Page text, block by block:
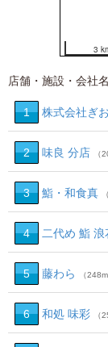
3
店舗・施設・会社
1 株式会社ぎ
2 味良 分店 （
3 鮨・和食真
4 二代め 鮨 浪
5 藤わら （248m
6 和処 味彩 （